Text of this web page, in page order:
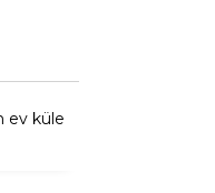
ev küle